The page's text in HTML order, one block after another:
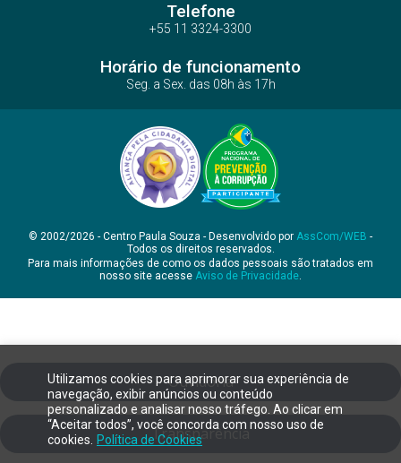
Utilizamos cookies para aprimorar sua experiência de
navegação, exibir anúncios ou conteúdo
personalizado e analisar nosso tráfego. Ao clicar em
“Aceitar todos”, você concorda com nosso uso de
cookies.
Política de Cookies
Telefone
+55 11 3324-3300
Horário de funcionamento
Seg. a Sex. das 08h às 17h
© 2002/2026 - Centro Paula Souza - Desenvolvido por AssCom/WEB -
Todos os direitos reservados.
Para mais informações de como os dados pessoais são tratados em
nosso site acesse Aviso de Privacidade.
Ouvidoria
Transparência